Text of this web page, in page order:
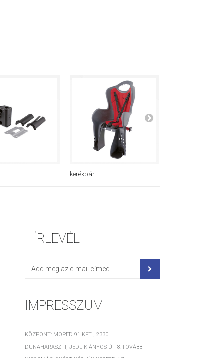
kerékpár...
HÍRLEVÉL
IMPRESSZUM
KÖZPONT: MOPED 91 KFT , 2330
DUNAHARASZTI, JEDLIK ÁNYOS ÚT 8.TOVÁBBI